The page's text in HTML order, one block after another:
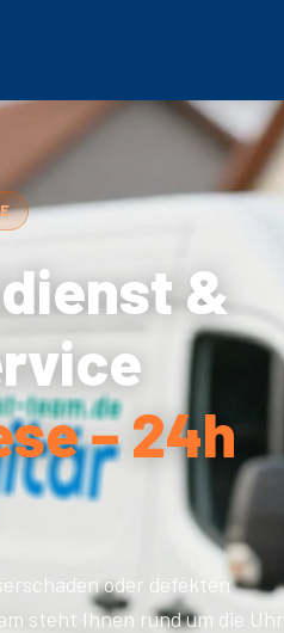
&
– 24h
oder defekten
steht Ihnen rund um die Uhr